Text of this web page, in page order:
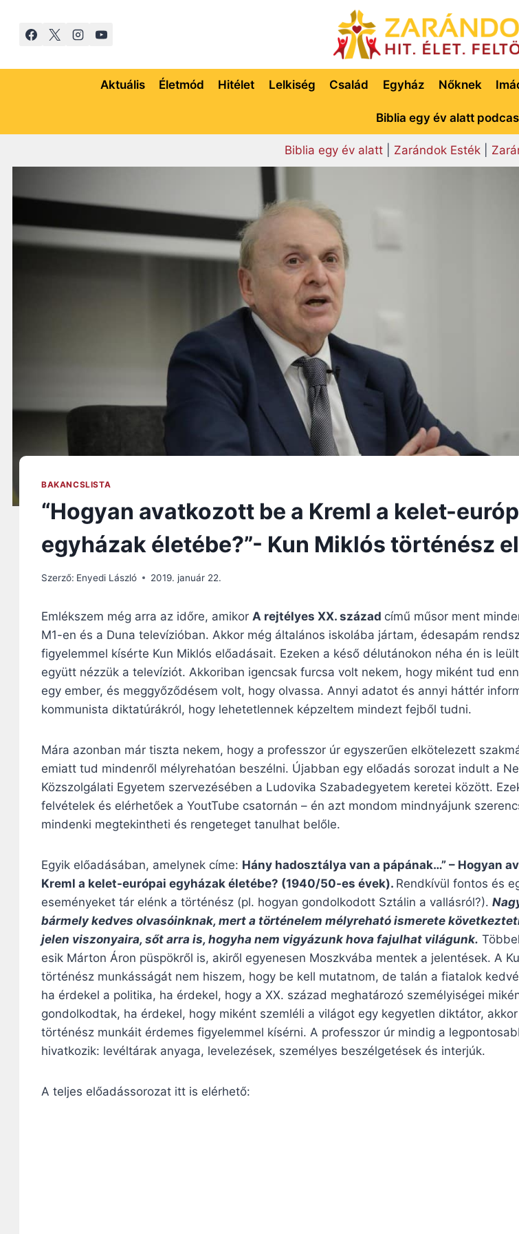
Aktuális Életmód Hitélet Lelkiség Család Egyház Nőknek
Biblia egy év alatt
Biblia egy év alatt| Zarándok Esték|
BAKANCSLISTA
“Hogyan avatkozott be a Kreml a kelet-
egyházak életébe?”- Kun Miklós történész
Szerző: Enyedi László 2019. január 22.
Emlékszem még arra az időre, amikor A rejtélyes XX. század című műsor ment
M1-en és a Duna televízióban. Akkor még általános iskolába jártam, édesapám
figyelemmel kísérte Kun Miklós előadásait. Ezeken a késő délutánokon néha én is
együtt nézzük a televíziót. Akkoriban igencsak furcsa volt nekem, hogy miként tud
egy ember, és meggyőződésem volt, hogy olvassa. Annyi adatot és annyi háttér
kommunista diktatúrákról, hogy lehetetlennek képzeltem mindezt fejből tudni.
Mára azonban már tiszta nekem, hogy a professzor úr egyszerűen elkötelezett
emiatt tud mindenről mélyrehatóan beszélni. Újabban egy előadás sorozat indult a
Közszolgálati Egyetem szervezésében a Ludovika Szabadegyetem keretei között.
felvételek és elérhetőek a YoutTube csatornán – én azt mondom mindnyájunk
mindenki megtekintheti és rengeteget tanulhat belőle.
Egyik előadásában, amelynek címe: Hány hadosztálya van a pápának…” – Hogyan
Kreml a kelet-európai egyházak életébe? (1940/50-es évek). Rendkívül fontos és
eseményeket tár elénk a történész (pl. hogyan gondolkodott Sztálin a vallásról?).
bármely kedves olvasóinknak, mert a történelem mélyreható ismerete
jelen viszonyaira, sőt arra is, hogyha nem vigyázunk hova fajulhat világunk.
esik Márton Áron püspökről is, akiről egyenesen Moszkvába mentek a jelentések. A
történész munkásságát nem hiszem, hogy be kell mutatnom, de talán a fiatalok
ha érdekel a politika, ha érdekel, hogy a XX. század meghatározó személyiségei
gondolkodtak, ha érdekel, hogy miként szemléli a világot egy kegyetlen diktátor, akkor
történész munkáit érdemes figyelemmel kísérni. A professzor úr mindig a
hivatkozik: levéltárak anyaga, levelezések, személyes beszélgetések és interjúk.
A teljes előadássorozat itt is elérhető: